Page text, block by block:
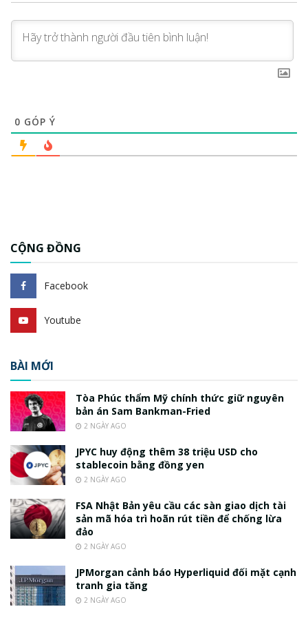
0 GÓP Ý
CỘNG ĐỒNG
Facebook
Youtube
BÀI MỚI
Tòa Phúc thẩm Mỹ chính thức giữ nguyên
bản án Sam Bankman-Fried
2 NGÀY AGO
JPYC huy động thêm 38 triệu USD cho
stablecoin bằng đồng yen
2 NGÀY AGO
FSA Nhật Bản yêu cầu các sàn giao dịch tài
sản mã hóa trì hoãn rút tiền để chống lừa
đảo
2 NGÀY AGO
JPMorgan cảnh báo Hyperliquid đối mặt cạnh
tranh gia tăng
2 NGÀY AGO